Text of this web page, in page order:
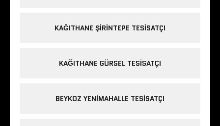
KAĞITHANE ŞIRINTEPE TESISATÇI
KAĞITHANE GÜRSEL TESISATÇI
BEYKOZ YENIMAHALLE TESISATÇI